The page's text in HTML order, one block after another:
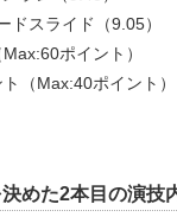
スライド（9.05）
ポイント）
（Max:40ポイント）
めた2本目の演技